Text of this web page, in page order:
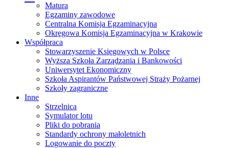
Matura
Egzaminy zawodowe
Centralna Komisja Egzaminacyjna
Okręgowa Komisja Egzaminacyjna w Krakowie
Współpraca
Stowarzyszenie Księgowych w Polsce
Wyższa Szkoła Zarządzania i Bankowości
Uniwersytet Ekonomiczny
Szkoła Aspirantów Państwowej Straży Pożarnej
Szkoły zagraniczne
Inne
Strzelnica
Symulator lotu
Pliki do pobrania
Standardy ochrony małoletnich
Logowanie do poczty